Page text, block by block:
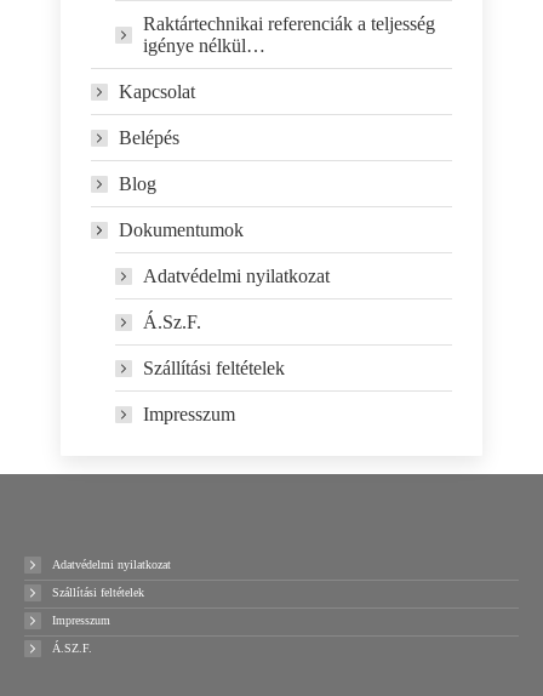
Raktártechnikai referenciák a teljesség
igénye nélkül…
Kapcsolat
Belépés
Blog
Dokumentumok
Adatvédelmi nyilatkozat
Á.Sz.F.
Szállítási feltételek
Impresszum
Adatvédelmi nyilatkozat
Szállítási feltételek
Impresszum
Á.SZ.F.